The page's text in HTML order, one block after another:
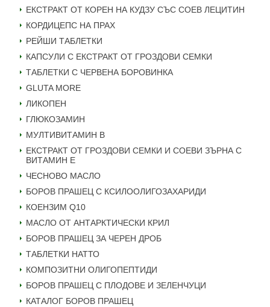
ЕКСТРАКТ ОТ КОРЕН НА КУДЗУ СЪС СОЕВ ЛЕЦИТИН
КОРДИЦЕПС НА ПРАХ
РЕЙШИ ТАБЛЕТКИ
КАПСУЛИ С ЕКСТРАКТ ОТ ГРОЗДОВИ СЕМКИ
ТАБЛЕТКИ С ЧЕРВЕНА БОРОВИНКА
GLUTA MORE
ЛИКОПЕН
ГЛЮКОЗАМИН
МУЛТИВИТАМИН B
ЕКСТРАКТ ОТ ГРОЗДОВИ СЕМКИ И СОЕВИ ЗЪРНА С
ВИТАМИН Е
ЧЕСНОВО МАСЛО
БОРОВ ПРАШЕЦ С КСИЛООЛИГОЗАХАРИДИ
КОЕНЗИМ Q10
МАСЛО ОТ АНТАРКТИЧЕСКИ КРИЛ
БОРОВ ПРАШЕЦ ЗА ЧЕРЕН ДРОБ
ТАБЛЕТКИ НАТТО
КОМПОЗИТНИ ОЛИГОПЕПТИДИ
БОРОВ ПРАШЕЦ С ПЛОДОВЕ И ЗЕЛЕНЧУЦИ
КАТАЛОГ БОРОВ ПРАШЕЦ